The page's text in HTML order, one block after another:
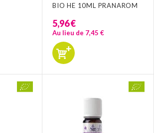
BIO HE 10ML PRANAROM
5,96 €
Au lieu de 7,45 €